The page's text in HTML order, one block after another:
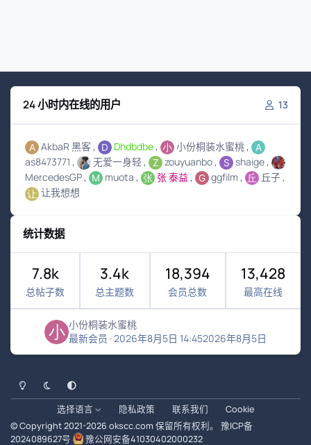
24 小时内在线的用户 13
AkbaR 黑客 Dhdbdbe
小份桐装水蜜桃
as8473771
无爱一身轻 zouyuanbo
shaige
MercedesGP
muota 张 泰益 ggfilm
丘子
让我想想
统计数据
7.8k
总帖子数
3.4k
总主题数
18,394
会员总数
13,428
最高在线
小份桐装水蜜桃
最新会员 ·2026年8月5日 14:452026年8月5日
浅色模式黑暗模式系统偏好
选择语言 隐私政策 联系我们
Cookie
© Copyright 2021-2026 okscc.com 保留所有权利。 豫ICP备
2024089627号
豫公网安备41030402000232